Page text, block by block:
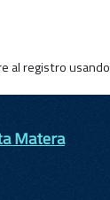
al registro
Matera